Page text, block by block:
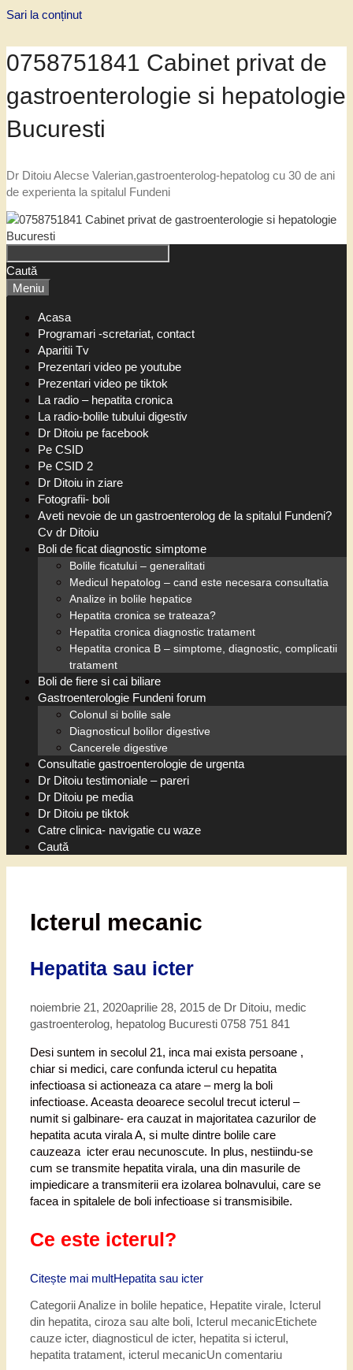
Sari la conținut
0758751841 Cabinet privat de
gastroenterologie si hepatologie
Bucuresti
Dr Ditoiu Alecse Valerian,gastroenterolog-hepatolog cu 30 de ani
de experienta la spitalul Fundeni
Caută
Meniu
Acasa
Programari -scretariat, contact
Aparitii Tv
Prezentari video pe youtube
Prezentari video pe tiktok
La radio – hepatita cronica
La radio-bolile tubului digestiv
Dr Ditoiu pe facebook
Pe CSID
Pe CSID 2
Dr Ditoiu in ziare
Fotografii- boli
Aveti nevoie de un gastroenterolog de la spitalul Fundeni?
Cv dr Ditoiu
Boli de ficat diagnostic simptome
Bolile ficatului – generalitati
Medicul hepatolog – cand este necesara consultatia
Analize in bolile hepatice
Hepatita cronica se trateaza?
Hepatita cronica diagnostic tratament
Hepatita cronica B – simptome, diagnostic, complicatii
tratament
Boli de fiere si cai biliare
Gastroenterologie Fundeni forum
Colonul si bolile sale
Diagnosticul bolilor digestive
Cancerele digestive
Consultatie gastroenterologie de urgenta
Dr Ditoiu testimoniale – pareri
Dr Ditoiu pe media
Dr Ditoiu pe tiktok
Catre clinica- navigatie cu waze
Caută
Icterul mecanic
Hepatita sau icter
noiembrie 21, 2020aprilie 28, 2015 de Dr Ditoiu, medic
gastroenterolog, hepatolog Bucuresti 0758 751 841
Desi suntem in secolul 21, inca mai exista persoane ,
chiar si medici, care confunda icterul cu hepatita
infectioasa si actioneaza ca atare – merg la boli
infectioase. Aceasta deoarece secolul trecut icterul –
numit si galbinare- era cauzat in majoritatea cazurilor de
hepatita acuta virala A, si multe dintre bolile care
cauzeaza icter erau necunoscute. In plus, nestiindu-se
cum se transmite hepatita virala, una din masurile de
impiedicare a transmiterii era izolarea bolnavului, care se
facea in spitalele de boli infectioase si transmisibile.
Ce este icterul?
Citește mai multHepatita sau icter
CategoriiAnalize in bolile hepatice, Hepatite virale, Icterul
din hepatita, ciroza sau alte boli, Icterul mecanicEtichete
cauze icter, diagnosticul de icter, hepatita si icterul,
hepatita tratament, icterul mecanicUn comentariu